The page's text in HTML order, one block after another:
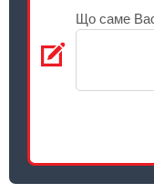
Що саме